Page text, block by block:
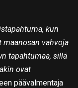
kun
maanosan vahvoja
tapahtumaa, sillä
ovat
päävalmentaja